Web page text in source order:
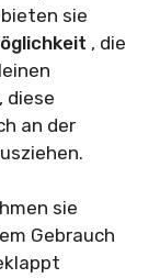
sie
, die
diese
an der
sie
Gebrauch